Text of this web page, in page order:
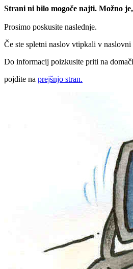
Strani ni bilo mogoče najti. Možno
Prosimo poskusite naslednje.
Če ste spletni naslov vtipkali v
Do informacij poizkusite priti na
pojdite na prejšnjo stran.